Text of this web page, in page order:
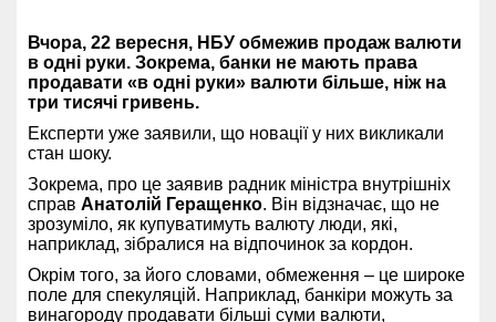
Вчора, 22 вересня, НБУ обмежив продаж валюти
в одні руки. Зокрема, банки не мають права
продавати «в одні руки» валюти більше, ніж на
три тисячі гривень.
Експерти уже заявили, що новації у них викликали
стан шоку.
Зокрема, про це заявив радник міністра внутрішніх
справ Анатолій Геращенко. Він відзначає, що не
зрозуміло, як купуватимуть валюту люди, які,
наприклад, зібралися на відпочинок за кордон.
Окрім того, за його словами, обмеження – це широке
поле для спекуляцій. Наприклад, банкіри можуть за
винагороду продавати більші суми валюти,